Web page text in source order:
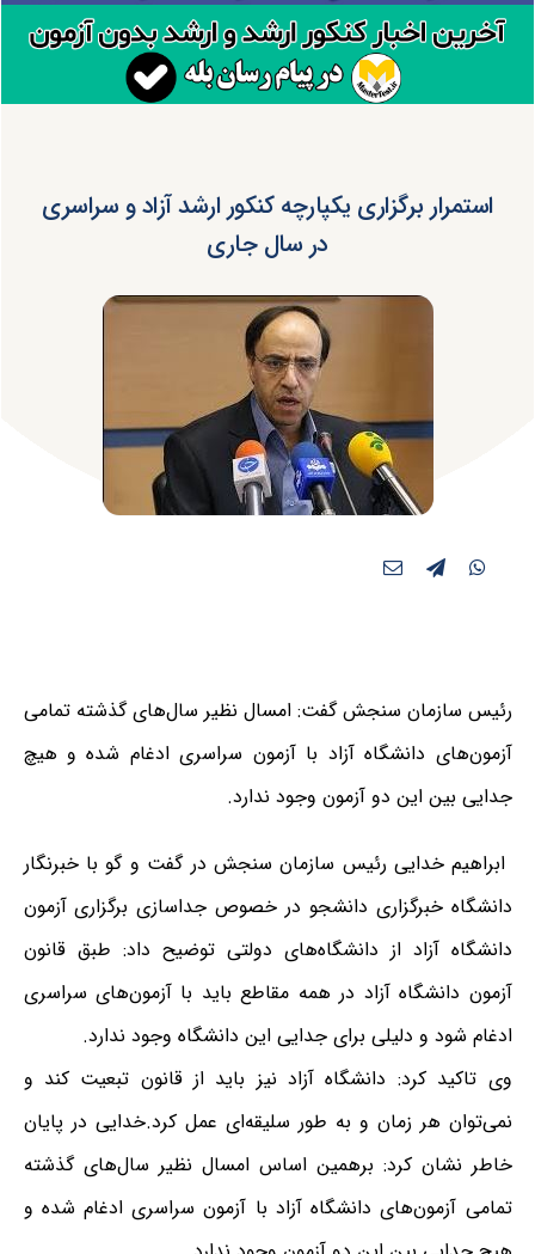
استمرار برگزاری یکپارچه کنکور ارشد آزاد و سراسری
در سال جاری
رئیس سازمان سنجش گفت: امسال نظیر سال‌های گذشته تمامی
آزمون‌های دانشگاه آزاد با آزمون سراسری ادغام شده و هیچ
جدایی بین این دو آزمون وجود ندارد.
ابراهیم خدایی رئیس سازمان سنجش در گفت و گو با خبرنگار
دانشگاه خبرگزاری دانشجو در خصوص جداسازی برگزاری آزمون
دانشگاه آزاد از دانشگاه‌های دولتی توضیح داد: طبق قانون
آزمون دانشگاه آزاد در همه مقاطع باید با آزمون‌های سراسری
ادغام شود و دلیلی برای جدایی این دانشگاه وجود ندارد.
وی تاکید کرد: دانشگاه آزاد نیز باید از قانون تبعیت کند و
نمی‌توان هر زمان و به طور سلیقه‌ای عمل کرد.خدایی در پایان
خاطر نشان کرد: برهمین اساس امسال نظیر سال‌های گذشته
تمامی آزمون‌های دانشگاه آزاد با آزمون سراسری ادغام شده و